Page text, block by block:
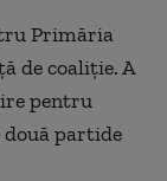
Primăria
de coaliție. A
pentru
două partide